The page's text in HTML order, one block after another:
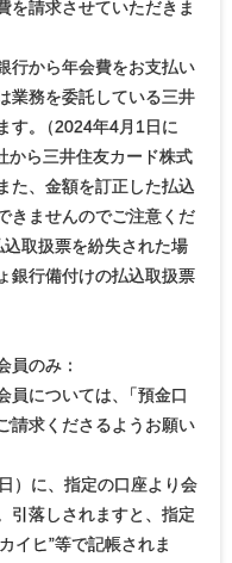
を請求させていただきま
行から年会費をお支払い
業務を委託している三井
す。
（2024年4月1日に
から三井住友カード株式
た、金額を訂正した払込
きませんのでご注意くだ
込取扱票を紛失された場
銀行備付けの払込取扱票
員のみ：
員については、
「預金口
請求くださるようお願い
）に、指定の口座より会
引落しされますと、指定
イヒ”等で記帳されま